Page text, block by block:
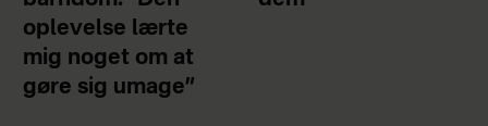
oplevelse lærte
mig noget om at
gøre sig umage”